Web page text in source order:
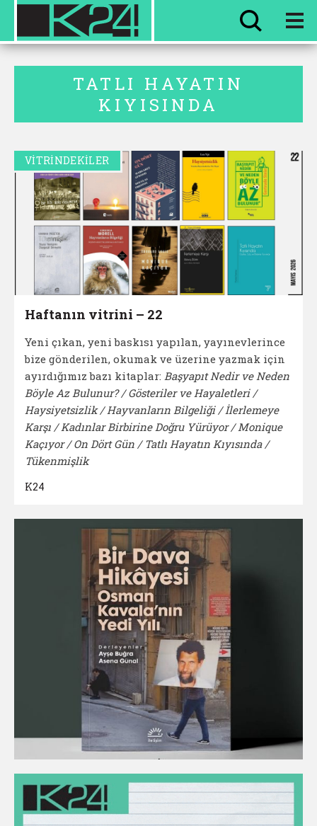
HER ŞEY
EVVEL ZAMAN
TATLI HAYATIN
KIYISINDA
VİTRİNDEKİLER
Haftanın vitrini – 22
Yeni çıkan, yeni baskısı yapılan, yayınevlerince
bize gönderilen, okumak ve üzerine yazmak için
ayırdığımız bazı kitaplar: Başyapıt Nedir ve Neden
Böyle Az Bulunur? / Gösteriler ve Hayaletleri /
Haysiyetsizlik / Hayvanların Bilgeliği / İlerlemeye
Karşı / Kadınlar Birbirine Doğru Yürüyor / Monique
Kaçıyor / On Dört Gün / Tatlı Hayatın Kıyısında /
Tükenmişlik
K24